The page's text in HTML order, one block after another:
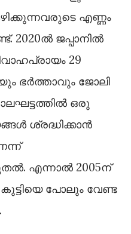
എണ്ണം
2020ല്‍ ജപ്പാനില്‍
29
ഭര്‍ത്താവും ജോലി
ഒരു
ശ്രദ്ധിക്കാന്‍
എന്നാല്‍ 2005ന്
പോലും വേണ്ട